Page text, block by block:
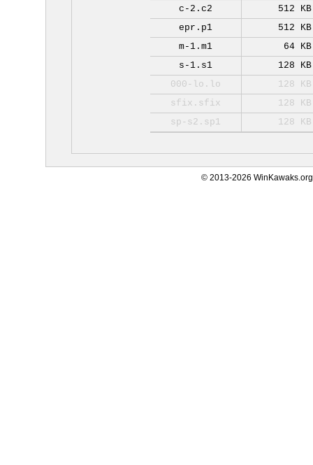
c-2.c2
512 KB
epr.p1
512 KB
m-1.m1
64 KB
s-1.s1
128 KB
000-lo.lo
128 KB
sfix.sfix
128 KB
sp-s2.sp1
128 KB
© 2013-2026